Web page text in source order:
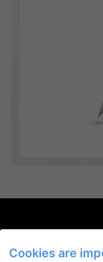
Cookies are